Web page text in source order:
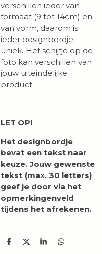
verschillen ieder van
formaat (9 tot 14cm) en
van vorm, daarom is
ieder designbordje
uniek. Het schijfje op de
foto kan verschillen van
jouw uiteindelijke
product.
LET OP!
Het designbordje
bevat een tekst naar
keuze. Jouw gewenste
tekst (max. 30 letters)
geef je door via het
opmerkingenveld
tijdens het afrekenen.
D
D
S
D